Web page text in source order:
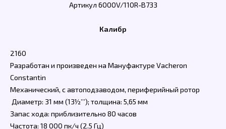
Артикул 6000V/110R-B733
Калибр
2160
Разработан и произведен на Мануфактуре Vacheron
Constantin
Механический, с автоподзаводом, периферийный ротор
Диаметр: 31 мм (13½’’’); толщина: 5,65 мм
Запас хода: приблизительно 80 часов
Частота: 18 000 пк/ч (2.5 Гц)